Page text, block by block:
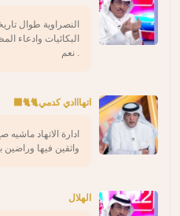
النصراوية طوال
البكائيات وادعاء
. نعم
اتهااادي كدمي🐈🐈‍⬛
ادارة الاتهاد ماشيه
واثقين فيها وراضين
الهلال